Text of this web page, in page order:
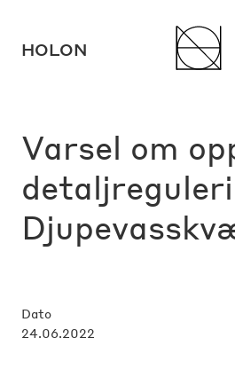
HOLON
HOLON
Varsel om
Dato
24.06.2022